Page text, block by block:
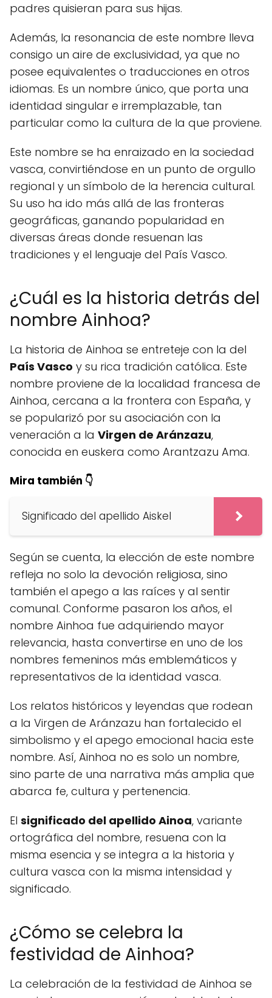
padres quisieran para sus hijas.
Además, la resonancia de este nombre lleva
consigo un aire de exclusividad, ya que no
posee equivalentes o traducciones en otros
idiomas. Es un nombre único, que porta una
identidad singular e irremplazable, tan
particular como la cultura de la que proviene.
Este nombre se ha enraizado en la sociedad
vasca, convirtiéndose en un punto de orgullo
regional y un símbolo de la herencia cultural.
Su uso ha ido más allá de las fronteras
geográficas, ganando popularidad en
diversas áreas donde resuenan las
tradiciones y el lenguaje del País Vasco.
¿Cuál es la historia detrás del
nombre Ainhoa?
La historia de Ainhoa se entreteje con la del
País Vasco y su rica tradición católica. Este
nombre proviene de la localidad francesa de
Ainhoa, cercana a la frontera con España, y
se popularizó por su asociación con la
veneración a la Virgen de Aránzazu,
conocida en euskera como Arantzazu Ama.
Mira también 👇
Significado del apellido Aiskel
Según se cuenta, la elección de este nombre
refleja no solo la devoción religiosa, sino
también el apego a las raíces y al sentir
comunal. Conforme pasaron los años, el
nombre Ainhoa fue adquiriendo mayor
relevancia, hasta convertirse en uno de los
nombres femeninos más emblemáticos y
representativos de la identidad vasca.
Los relatos históricos y leyendas que rodean
a la Virgen de Aránzazu han fortalecido el
simbolismo y el apego emocional hacia este
nombre. Así, Ainhoa no es solo un nombre,
sino parte de una narrativa más amplia que
abarca fe, cultura y pertenencia.
El significado del apellido Ainoa, variante
ortográfica del nombre, resuena con la
misma esencia y se integra a la historia y
cultura vasca con la misma intensidad y
significado.
¿Cómo se celebra la
festividad de Ainhoa?
La celebración de la festividad de Ainhoa se